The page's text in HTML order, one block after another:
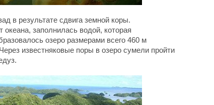
в результате сдвига земной коры.
заполнилась водой, которая
озеро размерами всего 460 м
известняковые поры в озеро сумели пройти